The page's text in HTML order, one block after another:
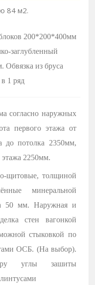
84 м2.
200*200*400мм
заглубленный
Обвязка из бруса
1 ряд
согласно наружных
первого этажа от
до потолка 2350мм,
этажа 2250мм.
щитовые, толщиной
минеральной
50 мм. Наружная и
стен вагонкой
стыковкой по
ОСБ. (На выбор).
углы зашиты